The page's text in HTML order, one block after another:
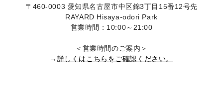
〒460-0003 愛知県名古屋市中区錦3丁目15番12号先
RAYARD Hisaya-odori Park
営業時間：10:00～21:00
＜営業時間のご案内＞
→ 詳しくはこちらをご確認ください。